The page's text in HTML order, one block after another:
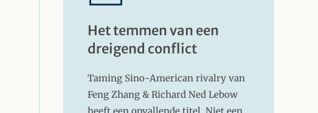
Het temmen van een
dreigend conflict
Taming Sino-American rivalry van
Feng Zhang & Richard Ned Lebow